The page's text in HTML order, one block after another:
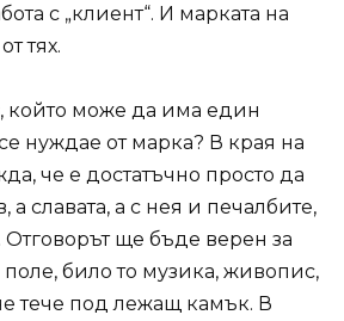
с „клиент“. И марката на
тях.
който може да има един
нуждае от марка? В края на
че е достатъчно просто да
а славата, а с нея и печалбите,
ще бъде верен за
поле, било то музика, живопис,
тече под лежащ камък. В